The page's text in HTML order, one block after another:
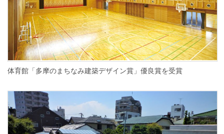
体育館「多摩のまちなみ建築デザイン賞」優良賞を受賞